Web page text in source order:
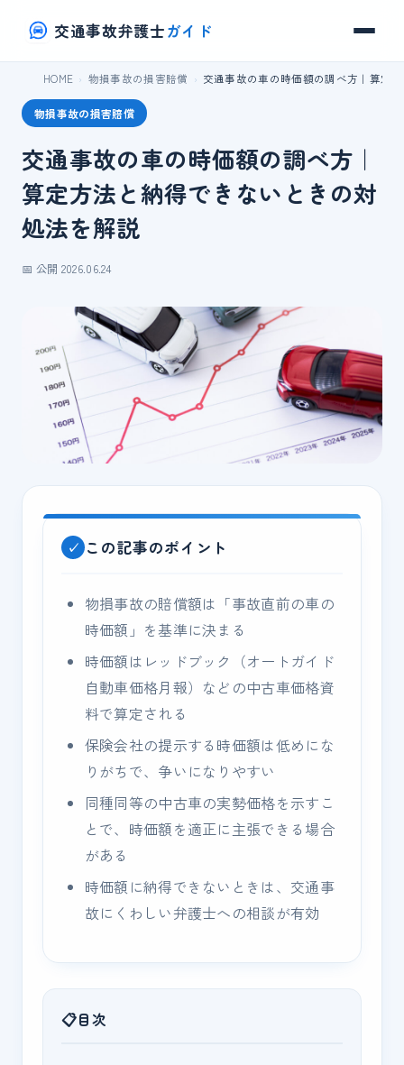
交通事故弁護士ガイド
HOME 物損事故の損害賠償 交通事故の車の時価額の調べ方｜算定
物損事故の損害賠償
交通事故の車の時価額の調べ方｜
算定方法と納得できないときの対
処法を解説
📅 公開 2026.06.24
この記事のポイント
物損事故の賠償額は「事故直前の車の
時価額」を基準に決まる
時価額はレッドブック（オートガイド
自動車価格月報）などの中古車価格資
料で算定される
保険会社の提示する時価額は低めにな
りがちで、争いになりやすい
同種同等の中古車の実勢価格を示すこ
とで、時価額を適正に主張できる場合
がある
時価額に納得できないときは、交通事
故にくわしい弁護士への相談が有効
目次